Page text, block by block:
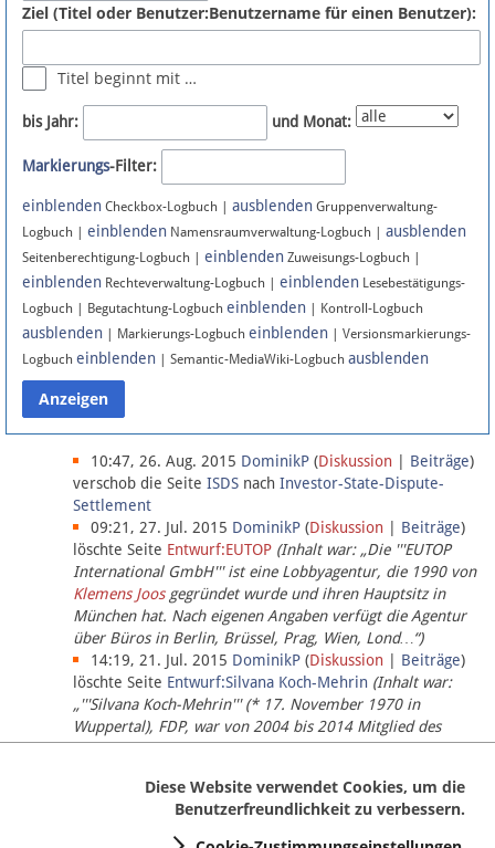
Newsletter
Bluesky
Facebook
Instagram
Anmelden
Datenschutz
Über Lobbypedia
Impressum
Ziel (Titel oder Benutzer:Benutzername für einen Benutzer):
Titel beginnt mit …
bis Jahr: und Monat:
Markierungs-Filter:
einblenden Checkbox-Logbuch | ausblenden Gruppenverwaltung-
Logbuch | einblenden Namensraumverwaltung-Logbuch | ausblenden
Seitenberechtigung-Logbuch | einblenden Zuweisungs-Logbuch |
einblenden Rechteverwaltung-Logbuch | einblenden Lesebestätigungs-
Logbuch | Begutachtung-Logbuch einblenden | Kontroll-Logbuch
ausblenden | Markierungs-Logbuch einblenden | Versionsmarkierungs-
Logbuch einblenden | Semantic-MediaWiki-Logbuch ausblenden
10:47, 26. Aug. 2015 DominikP (Diskussion Beiträge)
verschob die Seite ISDS nach Investor-State-Dispute-
Settlement
09:21, 27. Jul. 2015 DominikP (Diskussion Beiträge)
löschte Seite Entwurf:EUTOP (Inhalt war: „Die '''EUTOP
International GmbH''' ist eine Lobbyagentur, die 1990 von
Klemens Joosgegründet wurde und ihren Hauptsitz in
München hat. Nach eigenen Angaben verfügt die Agentur
über Büros in Berlin, Brüssel, Prag, Wien, Lond…“)
14:19, 21. Jul. 2015 DominikP (Diskussion Beiträge)
löschte Seite Entwurf:Silvana Koch-Mehrin (Inhalt war:
„'''Silvana Koch-Mehrin''' (* 17. November 1970 in
Wuppertal), FDP, war von 2004 bis 2014 Mitglied des
Europäischen Parlaments, seit November 2014 ist sie für
Diese Website verwendet Cookies, um die
Benutzerfreundlichkeit zu verbessern.